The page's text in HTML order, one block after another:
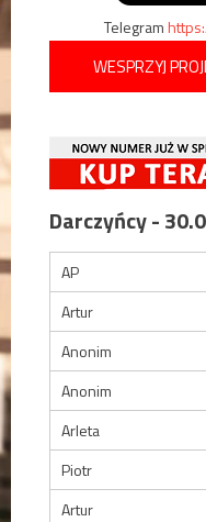
Telegram
WESPRZYJ
Darczyńcy -
AP
Artur
Anonim
Anonim
Arleta
Piotr
Artur